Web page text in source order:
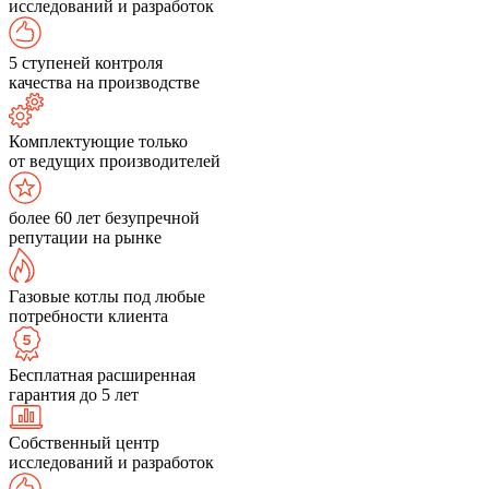
исследований и разработок
5 ступеней контроля
качества на производстве
Комплектующие только
от ведущих производителей
более 60 лет безупречной
репутации на рынке
Газовые котлы под любые
потребности клиента
Бесплатная расширенная
гарантия до 5 лет
Собственный центр
исследований и разработок